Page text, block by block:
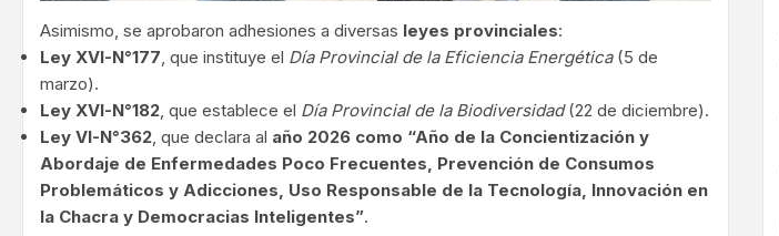
Asimismo, se aprobaron adhesiones a diversas leyes provinciales:
Ley XVI-N°177, que instituye el Día Provincial de la Eficiencia Energética(5 de
marzo).
Ley XVI-N°182, que establece el Día Provincial de la Biodiversidad(22 de diciembre).
Ley VI-N°362, que declara al año 2026 como “Año de la Concientización y
Abordaje de Enfermedades Poco Frecuentes, Prevención de Consumos
Problemáticos y Adicciones, Uso Responsable de la Tecnología, Innovación en
la Chacra y Democracias Inteligentes”.